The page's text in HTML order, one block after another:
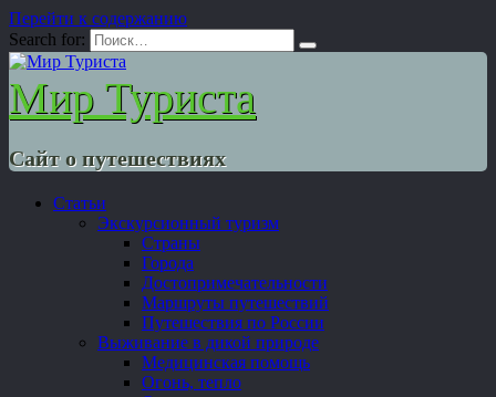
Перейти к содержанию
Search for:
Мир Туриста
Сайт о путешествиях
Статьи
Экскурсионный туризм
Страны
Города
Достопримечательности
Маршруты путешествий
Путешествия по России
Выживание в дикой природе
Медицинская помощь
Огонь, тепло